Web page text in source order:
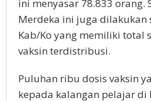
ini menyasar 78.833 orang.
Merdeka ini juga dilakukan
Kab/Ko yang memiliki total
vaksin terdistribusi.
Puluhan ribu dosis vaksin
kepada kalangan pelajar